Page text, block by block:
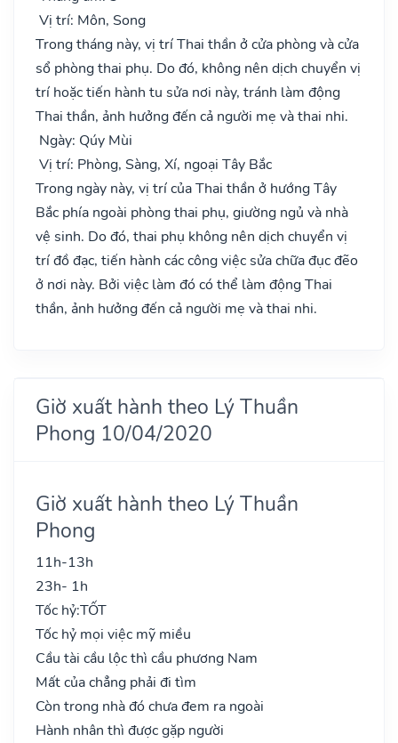
Vị trí: Môn, Song
Trong tháng này, vị trí Thai thần ở cửa phòng và cửa
sổ phòng thai phụ. Do đó, không nên dịch chuyển vị
trí hoặc tiến hành tu sửa nơi này, tránh làm động
Thai thần, ảnh hưởng đến cả người mẹ và thai nhi.
Ngày: Qúy Mùi
Vị trí: Phòng, Sàng, Xí, ngoại Tây Bắc
Trong ngày này, vị trí của Thai thần ở hướng Tây
Bắc phía ngoài phòng thai phụ, giường ngủ và nhà
vệ sinh. Do đó, thai phụ không nên dịch chuyển vị
trí đồ đạc, tiến hành các công việc sửa chữa đục đẽo
ở nơi này. Bởi việc làm đó có thể làm động Thai
thần, ảnh hưởng đến cả người mẹ và thai nhi.
Giờ xuất hành theo Lý Thuần
Phong 10/04/2020
Giờ xuất hành theo Lý Thuần
Phong
11h-13h
23h- 1h
Tốc hỷ:TỐT
Tốc hỷ mọi việc mỹ miều
Cầu tài cầu lộc thì cầu phương Nam
Mất của chẳng phải đi tìm
Còn trong nhà đó chưa đem ra ngoài
Hành nhân thì được gặp người